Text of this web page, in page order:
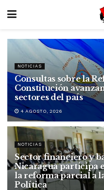
NOTICIAS
Consultas sobre la
Constitución
sectores del país
4 AGOSTO, 2026
NOTICIAS
Sector financiero y
Nicaragua participa
la reforma parcial a
Política